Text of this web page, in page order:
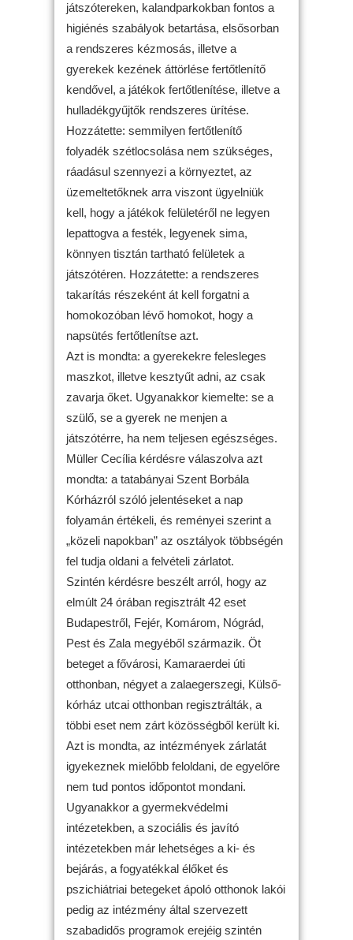
játszótereken, kalandparkokban fontos a
higiénés szabályok betartása, elsősorban
a rendszeres kézmosás, illetve a
gyerekek kezének áttörlése fertőtlenítő
kendővel, a játékok fertőtlenítése, illetve a
hulladékgyűjtők rendszeres ürítése.
Hozzátette: semmilyen fertőtlenítő
folyadék szétlocsolása nem szükséges,
ráadásul szennyezi a környeztet, az
üzemeltetőknek arra viszont ügyelniük
kell, hogy a játékok felületéről ne legyen
lepattogva a festék, legyenek sima,
könnyen tisztán tartható felületek a
játszótéren. Hozzátette: a rendszeres
takarítás részeként át kell forgatni a
homokozóban lévő homokot, hogy a
napsütés fertőtlenítse azt.
Azt is mondta: a gyerekekre felesleges
maszkot, illetve kesztyűt adni, az csak
zavarja őket. Ugyanakkor kiemelte: se a
szülő, se a gyerek ne menjen a
játszótérre, ha nem teljesen egészséges.
Müller Cecília kérdésre válaszolva azt
mondta: a tatabányai Szent Borbála
Kórházról szóló jelentéseket a nap
folyamán értékeli, és reményei szerint a
„közeli napokban” az osztályok többségén
fel tudja oldani a felvételi zárlatot.
Szintén kérdésre beszélt arról, hogy az
elmúlt 24 órában regisztrált 42 eset
Budapestről, Fejér, Komárom, Nógrád,
Pest és Zala megyéből származik. Öt
beteget a fővárosi, Kamaraerdei úti
otthonban, négyet a zalaegerszegi, Külső-
kórház utcai otthonban regisztrálták, a
többi eset nem zárt közösségből került ki.
Azt is mondta, az intézmények zárlatát
igyekeznek mielőbb feloldani, de egyelőre
nem tud pontos időpontot mondani.
Ugyanakkor a gyermekvédelmi
intézetekben, a szociális és javító
intézetekben már lehetséges a ki- és
bejárás, a fogyatékkal élőket és
pszichiátriai betegeket ápoló otthonok lakói
pedig az intézmény által szervezett
szabadidős programok erejéig szintén